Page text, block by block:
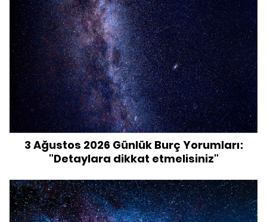
3 Ağustos 2026 Günlük Burç Yorumları:
"Detaylara dikkat etmelisiniz"